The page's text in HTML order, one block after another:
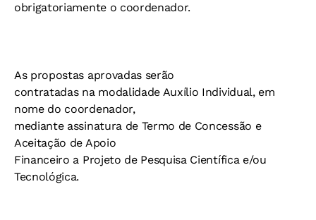
obrigatoriamente o coordenador.
As propostas aprovadas serão
contratadas na modalidade Auxílio Individual, em
nome do coordenador,
mediante assinatura de Termo de Concessão e
Aceitação de Apoio
Financeiro a Projeto de Pesquisa Científica e/ou
Tecnológica.